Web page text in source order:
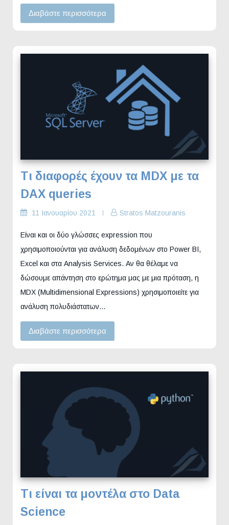
Διαβάστε περισσότερα
Τι διαφορές έχουν τα MDX με τα
DAX queries
11 Ιανουαρίου 2021 Stratos Matzouranis
Είναι και οι δύο γλώσσες expression που
χρησιμοποιούνται για ανάλυση δεδομένων στο Power BI,
Excel και στα Analysis Services. Αν θα θέλαμε να
δώσουμε απάντηση στο ερώτημα μας με μια πρόταση, η
MDX (Multidimensional Expressions) χρησιμοποιείτε για
ανάλυση πολυδιάστατων…
Διαβάστε περισσότερα
Τι είναι τα μοντέλα στο Data
Science